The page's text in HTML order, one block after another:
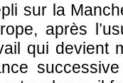
sur la
après
qui devient